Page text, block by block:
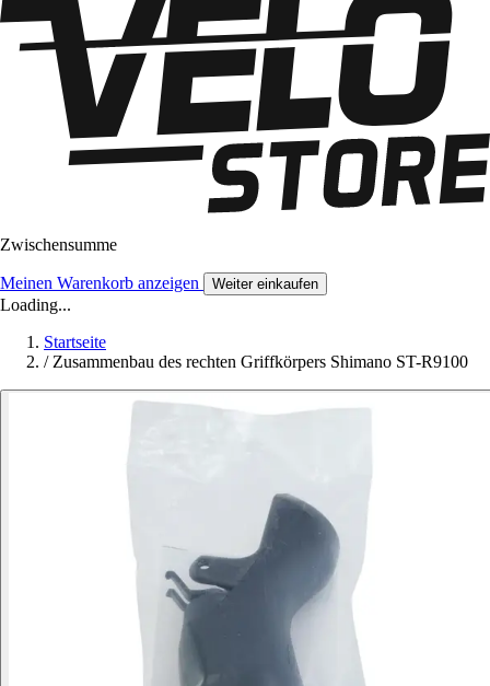
Zwischensumme
Meinen Warenkorb anzeigen Weiter einkaufen
Loading...
Startseite
/ Zusammenbau des rechten Griffkörpers Shimano ST-R9100